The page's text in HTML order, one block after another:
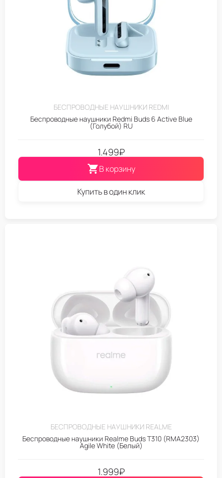
БЕСПРОВОДНЫЕ НАУШНИКИ REDMI
Беспроводные наушники Redmi Buds 6 Active Blue
(Голубой) RU
1.499₽
В корзину
Купить в один клик
БЕСПРОВОДНЫЕ НАУШНИКИ REALME
Беспроводные наушники Realme Buds T310 (RMA2303)
Agile White (Белый)
1.999₽